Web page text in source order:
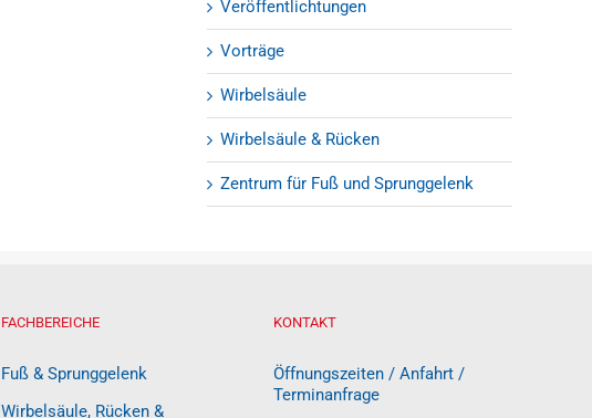
Veröffentlichtungen
Vorträge
Wirbelsäule
Wirbelsäule & Rücken
Zentrum für Fuß und Sprunggelenk
FACHBEREICHE
Fuß & Sprunggelenk
Wirbelsäule, Rücken &
KONTAKT
Öffnungszeiten / Anfahrt /
Terminanfrage